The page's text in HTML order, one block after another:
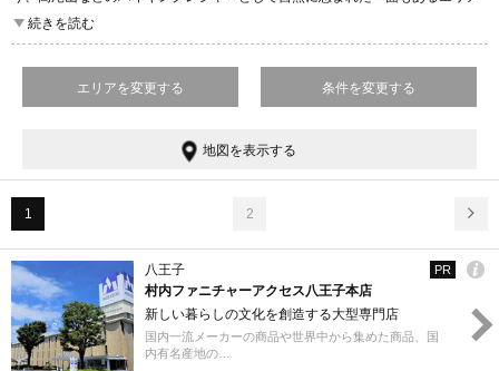
です。甲州街道をはじめ、中央自動車道、圏央道などの交通アクセスに恵ま
八王子エリアには大型家具を専門としたインテリアショップが点在。広大な売
アショップや、八王子に本社のある大型家具店など、さまざまな店舗をめぐっ
て家具選びを楽しむことができます。
続きを読む
エリアを変更する 条件を変更する
地図を表示する
1 2
PR
八王子
村内ファニチャーアクセス八王子本店
新しい暮らしの文化を創造する大型専門店
国内一流メーカーの商品や世界中から集めた商品、国
内有名産地の…